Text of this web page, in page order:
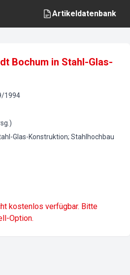
Artikeldatenbank
Bochum in Stahl-Glas-
/1994
Glas-Konstruktion; Stahlhochbau
kostenlos verfügbar. Bitte
Option.